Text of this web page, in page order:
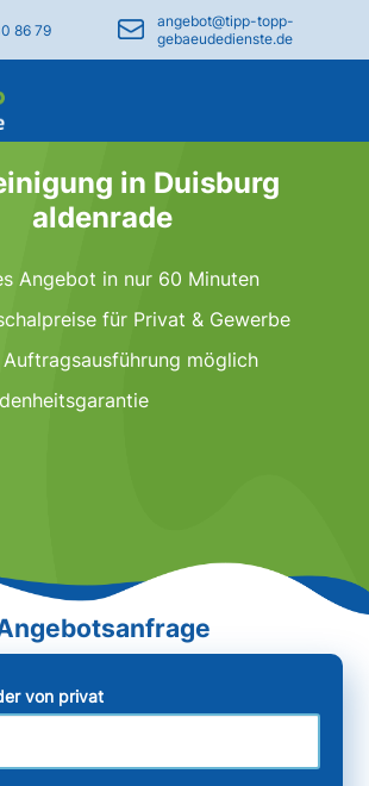
86 79
angebot@tipp-topp-
gebaeudedienste.de
in Duisburg
aldenrade
Angebot in nur 60 Minuten
für Privat & Gewerbe
möglich
von privat